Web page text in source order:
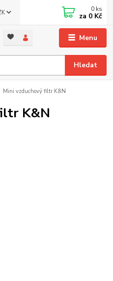
Menu
Hledat
0 ks
za 0 Kč
Mini vzduchový filtr K&N
K&N